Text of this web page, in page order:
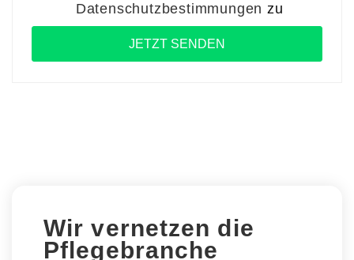
Datenschutzbestimmungen zu
Wir vernetzen die
Pflegebranche